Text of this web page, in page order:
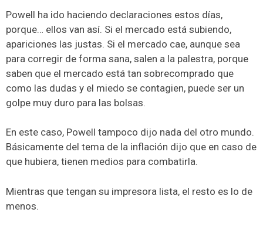
Powell ha ido haciendo declaraciones estos días,
porque… ellos van así. Si el mercado está subiendo,
apariciones las justas. Si el mercado cae, aunque sea
para corregir de forma sana, salen a la palestra, porque
saben que el mercado está tan sobrecomprado que
como las dudas y el miedo se contagien, puede ser un
golpe muy duro para las bolsas.
En este caso, Powell tampoco dijo nada del otro mundo.
Básicamente del tema de la inflación dijo que en caso de
que hubiera, tienen medios para combatirla.
Mientras que tengan su impresora lista, el resto es lo de
menos.